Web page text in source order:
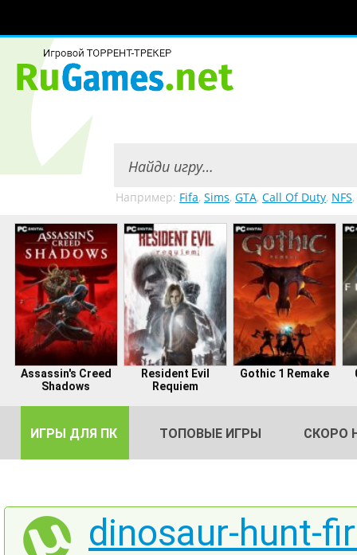
Например: Fifa, Sims, GTA, Call Of Duty, NFS,
Assassin's Creed
Shadows
Resident Evil
Requiem
Gothic 1 Remake
ИГРЫ ДЛЯ ПК ТОПОВЫЕ ИГРЫ СКОРО
dinosaur-hunt-